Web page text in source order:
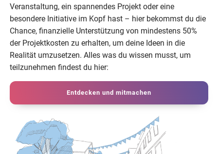
Veranstaltung, ein spannendes Projekt oder eine
besondere Initiative im Kopf hast – hier bekommst du die
Chance, finanzielle Unterstützung von mindestens 50%
der Projektkosten zu erhalten, um deine Ideen in die
Realität umzusetzen. Alles was du wissen musst, um
teilzunehmen findest du hier:
Entdecken und mitmachen